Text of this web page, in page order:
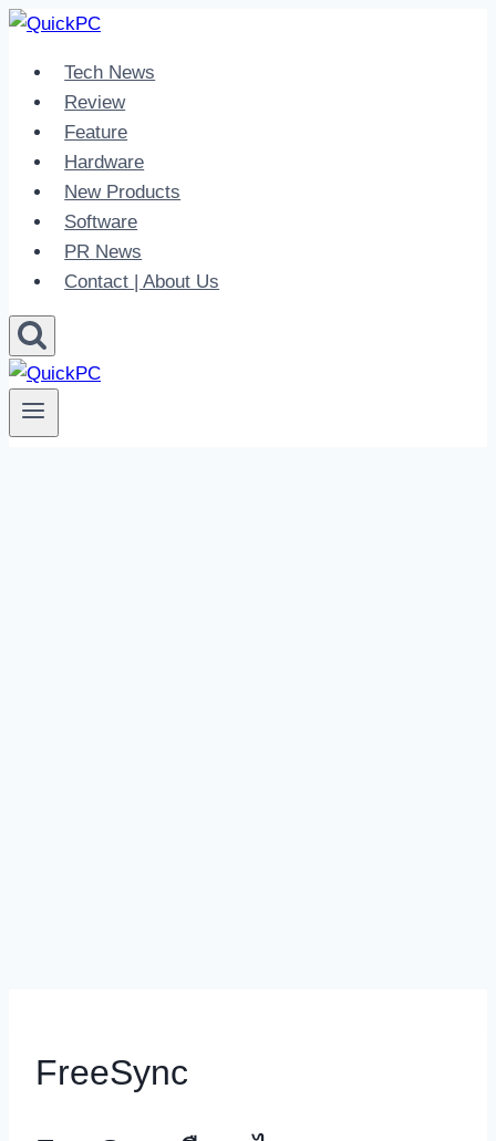
Skip
contentTech News
Review
Feature
Hardware
New Products
Software
PR News
Contact | About Us
FreeSync